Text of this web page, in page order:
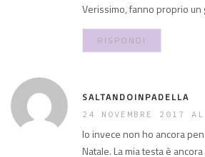
Verissimo, fanno proprio un
RISPONDI
SALTANDOINPADELLA
24 NOVEMBRE 2017
Io invece non ho ancora
Natale. La mia testa è